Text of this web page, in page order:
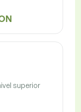
superior